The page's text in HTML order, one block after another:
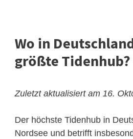
Wo in
größte Tidenhub?
Zuletzt aktualisiert am 16.
Der höchste Tidenhub in
Nordsee und betrifft